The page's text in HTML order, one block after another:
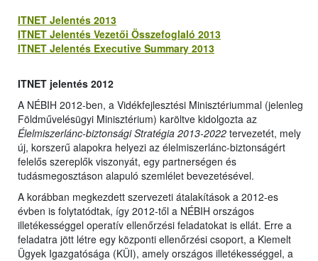
ITNET Jelentés 2013
ITNET Jelentés Vezetői Összefoglaló 2013
ITNET Jelentés Executive Summary 2013
ITNET jelentés 2012
A NÉBIH 2012-ben, a Vidékfejlesztési Minisztériummal (jelenleg
Földművelésügyi Minisztérium) karöltve kidolgozta az
Élelmiszerlánc-biztonsági Stratégia 2013-2022 tervezetét, mely
új, korszerű alapokra helyezi az élelmiszerlánc-biztonságért
felelős szereplők viszonyát, egy partnerségen és
tudásmegosztáson alapuló szemlélet bevezetésével.
A korábban megkezdett szervezeti átalakítások a 2012-es
évben is folytatódtak, így 2012-től a NÉBIH országos
illetékességgel operatív ellenőrzési feladatokat is ellát. Erre a
feladatra jött létre egy központi ellenőrzési csoport, a Kiemelt
Ügyek Igazgatósága (KÜI), amely országos illetékességgel, a